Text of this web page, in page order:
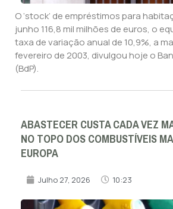
O ‘stock’ de empréstimos para
junho 116,8 mil milhões de euros, o
taxa de variação anual de 10,9%, a
fevereiro de 2003, divulgou hoje o
(BdP).
ABASTECER CUSTA CADA VEZ
NO TOPO DOS COMBUSTÍVEIS
EUROPA
Julho 27, 2026 10:23